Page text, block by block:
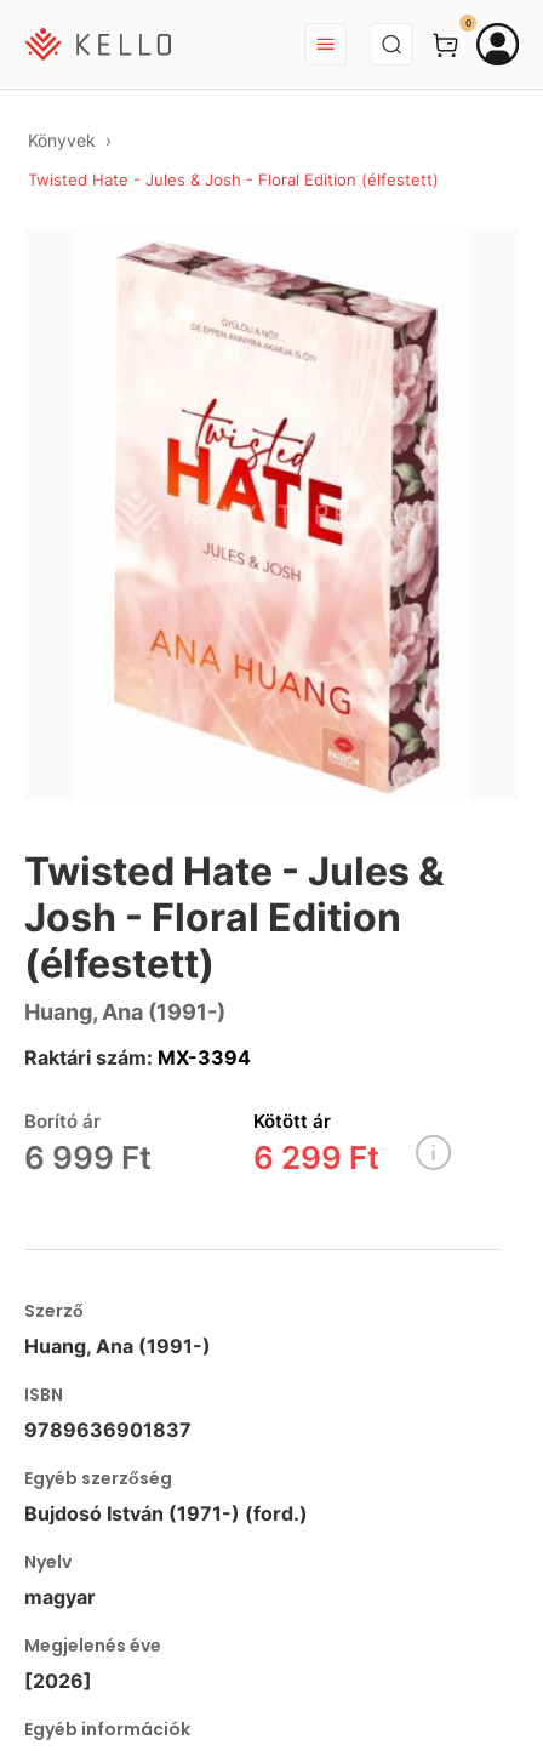
BEJELENTKEZÉS
0
Könyvek
Twisted Hate - Jules & Josh - Floral Edition (élfestett)
Twisted Hate - Jules &
Josh - Floral Edition
(élfestett)
Huang, Ana (1991-)
Raktári szám: MX-3394
Borító ár
6 999 Ft
Kötött ár
6 299 Ft
Szerző
Huang, Ana (1991-)
ISBN
9789636901837
Egyéb szerzőség
Bujdosó István (1971-) (ford.)
Nyelv
magyar
Megjelenés éve
[2026]
Egyéb információk